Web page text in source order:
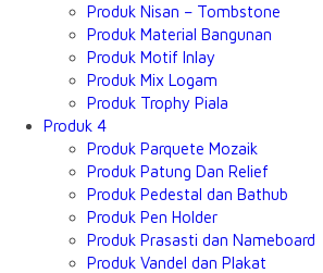
Produk Nisan – Tombstone
Produk Material Bangunan
Produk Motif Inlay
Produk Mix Logam
Produk Trophy Piala
Produk 4
Produk Parquete Mozaik
Produk Patung Dan Relief
Produk Pedestal dan Bathub
Produk Pen Holder
Produk Prasasti dan Nameboard
Produk Vandel dan Plakat